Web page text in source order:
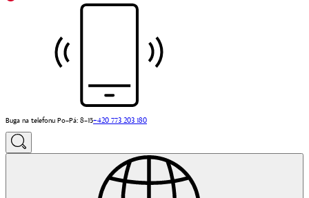
Buga na telefonu Po–Pá: 8–15+420 773 203 180